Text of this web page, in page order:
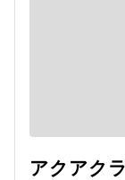
アクアク